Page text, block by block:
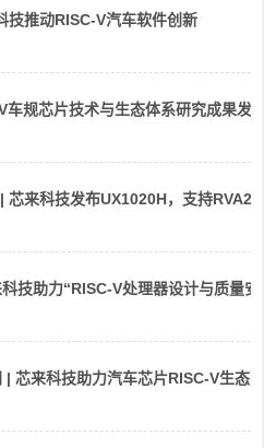
技推动RISC-V汽车软件创新
车规芯片技术与生态体系研究成果发
来科技发布UX1020H，支持
技助力“RISC-V处理器设计与质量
| 芯来科技助力汽车芯片RISC-V生态